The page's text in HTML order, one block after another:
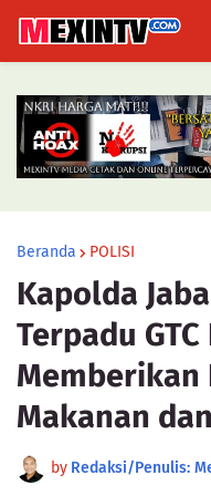
Beranda POLISI
Kapolda
Terpadu
Memberikan
Makanan
by Redaksi/Penulis: